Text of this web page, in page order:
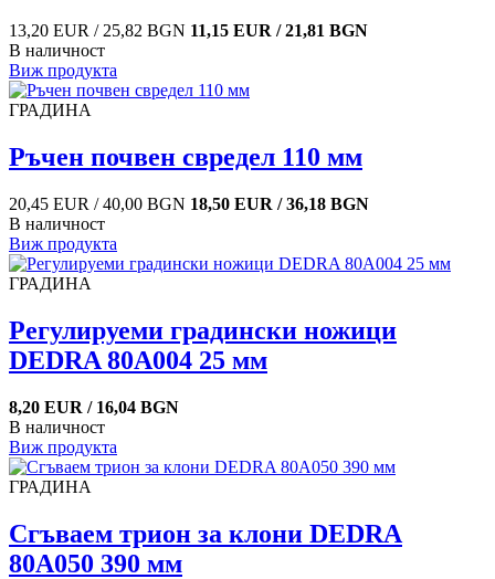
13,20 EUR / 25,82 BGN 11,15 EUR / 21,81 BGN
В наличност
Виж продукта
ГРАДИНА
Ръчен почвен свредел 110 мм
20,45 EUR / 40,00 BGN 18,50 EUR / 36,18 BGN
В наличност
Виж продукта
ГРАДИНА
Регулируеми градински ножици
DEDRA 80A004 25 мм
8,20 EUR / 16,04 BGN
В наличност
Виж продукта
ГРАДИНА
Сгъваем трион за клони DEDRA
80A050 390 мм